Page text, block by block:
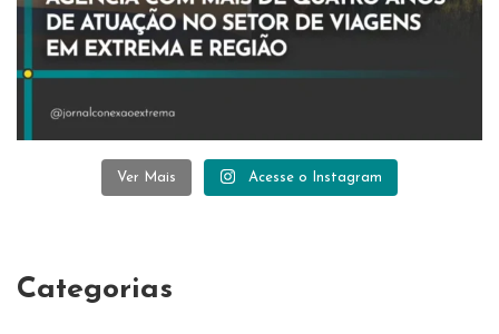
Ver Mais Acesse o Instagram
Categorias